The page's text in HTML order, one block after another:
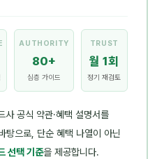
AUTHORITY
80+
심층 가이드
TRUST
월 1회
정기 재검토
사 공식 약관·혜택 설명서를
탕으로, 단순 혜택 나열이 아닌
선택 기준을 제공합니다.